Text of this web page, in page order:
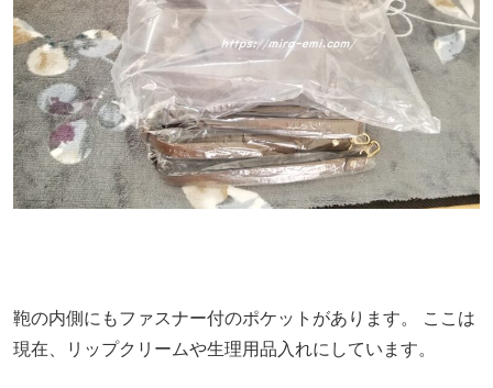
鞄の内側にもファスナー付のポケットがあります。
ここは
現在、リップクリームや生理用品入れにしています。